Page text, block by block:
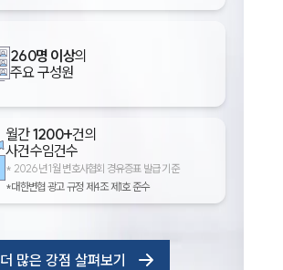
260명 이상의
주요 구성원
월간1200+건의
사건수임건수
* 2026년 1월 변호사협회 경유증표 발급 기준
*대한변협 광고 규정 제4조 제1호 준수
더 많은 강점 살펴보기